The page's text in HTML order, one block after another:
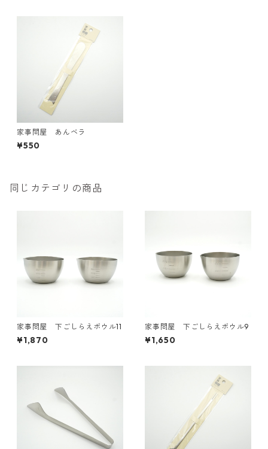
家事問屋 あんベラ
¥550
同じカテゴリの商品
家事問屋 下ごしらえボウル11
¥1,870
家事問屋 下ごしらえボウル9
¥1,650